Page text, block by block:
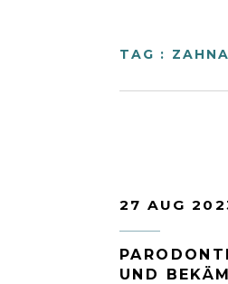
TAG :
27 AUG
UND